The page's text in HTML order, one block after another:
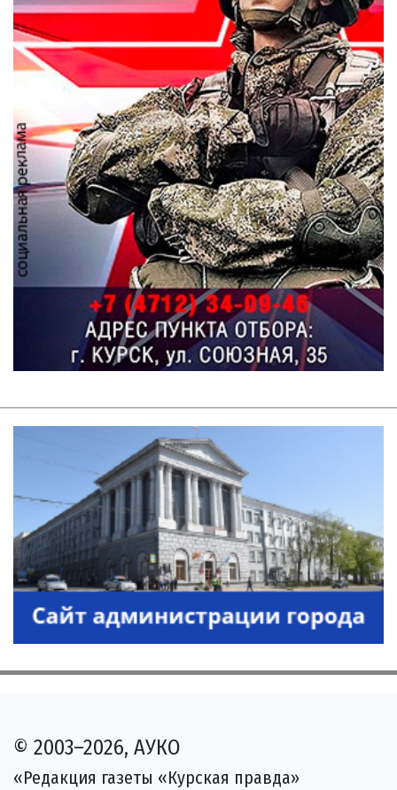
© 2003–2026, АУКО
«Редакция газеты «Курская правда»